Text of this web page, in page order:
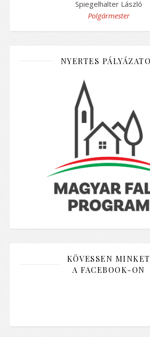
Spiegelhalter László
Polgármester
NYERTES
KÖVESSEN MINKET
A FACEBOOK-ON